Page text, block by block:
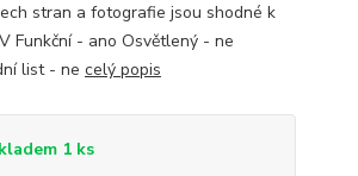
stran a fotografie jsou shodné k
Funkční - ano Osvětlený - ne
list - ne celý popis
1 ks